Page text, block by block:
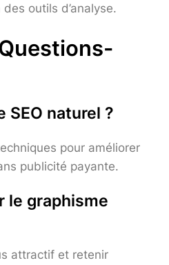
outils d’analyse.
SEO naturel ?
pour améliorer
publicité payante.
le graphisme
attractif et retenir